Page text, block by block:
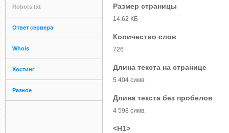
Robots.txt
Ответ сервера
Whois
Хостинг
Разное
Размер страницы
14.62 КБ
Количество слов
726
Длина текста на странице
5 404 симв.
Длина текста без пробелов
4 598 симв.
<H1>